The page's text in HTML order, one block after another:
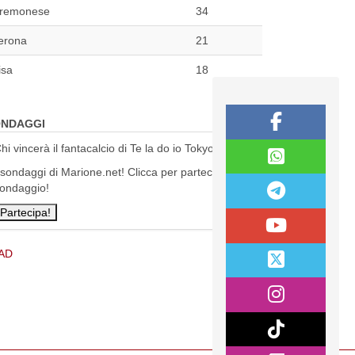
34
21
18
vincerà il fantacalcio di Te la do io Tokyo?
di Marione.net! Clicca per partecipare al